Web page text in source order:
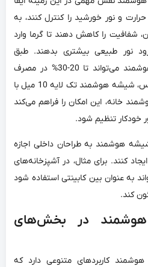
و نور خورشید را کنترل کنند، به
شفافیت را کاهش دهند تا گرما وارد
نور طبیعی بیشتری بدهند. طبق
مطالعات، استفاده از شیشه هوشمند می‌تواند تا 20-30% در مصرف
انرژی صرفه‌جویی کند. در تتراگلس، شیشه هوشمند تک لایه 10 میل با
خانه، این امکان را فراهم می‌کند
خودکار تنظیم شود.
هوشمند به طراحان داخلی اجازه
کنند. برای مثال، در آشپزخانه‌های
به عنوان بین کابینتی استفاده شود
کند.
هوشمند در بخش‌های
کاربردهای متنوعی دارد که